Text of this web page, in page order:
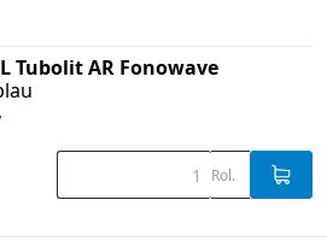
Tubolit AR Fonowave
Rol.